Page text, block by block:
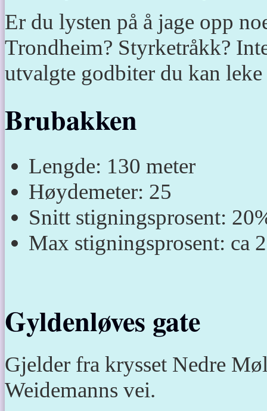
Er du lysten på å jage opp
Trondheim? Styrketråkk?
utvalgte godbiter du kan leke
Brubakken
Lengde: 130 meter
Høydemeter: 25
Snitt stigningsprosent:
Max stigningsprosent: ca
Gyldenløves gate
Gjelder fra krysset Nedre
Weidemanns vei.